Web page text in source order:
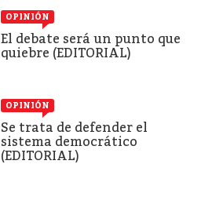
OPINIÓN
El debate será un punto que
quiebre (EDITORIAL)
OPINIÓN
Se trata de defender el
sistema democrático
(EDITORIAL)